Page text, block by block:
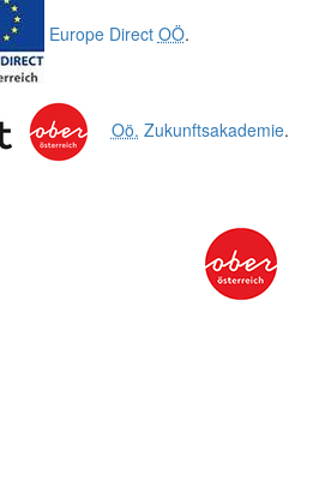
Europe Direct OÖ.
Oö. Zukunftsakademie.